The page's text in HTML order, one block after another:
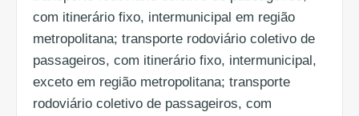
com itinerário fixo, intermunicipal em região
metropolitana; transporte rodoviário coletivo de
passageiros, com itinerário fixo, intermunicipal,
exceto em região metropolitana; transporte
rodoviário coletivo de passageiros, com